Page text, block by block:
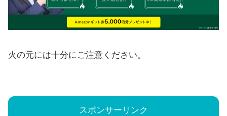
火の元には十分にご注意ください。
スポンサーリンク